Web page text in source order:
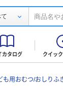
カタログ クイッ
も用おむつ/おしりふ